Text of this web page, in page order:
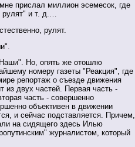
прислал миллион эсемесок, где
и т. д.…
рулят.
Но, опять же отошлю
номеру газеты "Реакция", где
репортаж о съезде движения
из двух частей. Первая часть -
часть - совершенно
объективен в движении
и сейчас подставляется. Причем,
на сидящего здесь Илью
журналистом, который